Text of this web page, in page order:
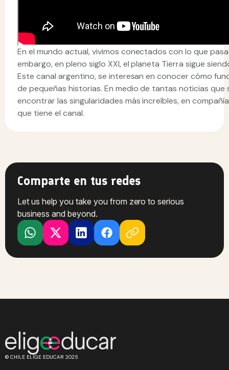
En el mundo actual, vivimos conectados con lo que
embargo, en pleno siglo XXI, el planeta Tierra sigue
Este canal argentino, se interesan en conocer cómo
de pequeñas historias. En medio de tantas noticias que
encontrar las singularidades más increíbles, en
que tiene el canal.
Comparte en tus redes
Let us help you take you from zero to serious
business and beyond.
© CHILE ELIGE EDUCAR 2025